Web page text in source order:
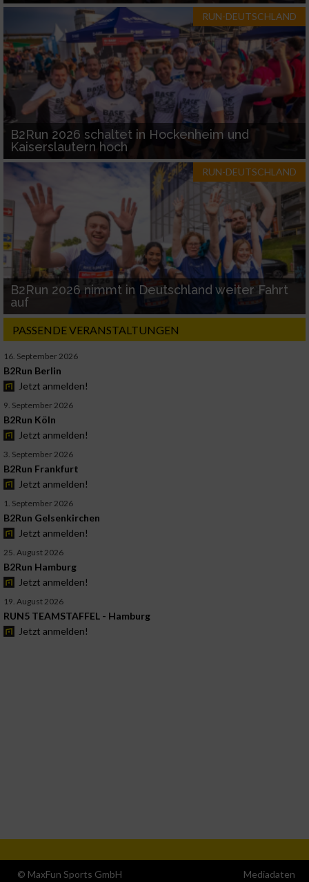
RUN-DEUTSCHLAND
B2Run 2026 schaltet in Hockenheim und
Kaiserslautern hoch
RUN-DEUTSCHLAND
B2Run 2026 nimmt in Deutschland weiter Fahrt
auf
PASSENDE VERANSTALTUNGEN
16. September 2026
B2Run Berlin
Jetzt anmelden!
9. September 2026
B2Run Köln
Jetzt anmelden!
3. September 2026
B2Run Frankfurt
Jetzt anmelden!
1. September 2026
B2Run Gelsenkirchen
Jetzt anmelden!
25. August 2026
B2Run Hamburg
Jetzt anmelden!
19. August 2026
RUN5 TEAMSTAFFEL - Hamburg
Jetzt anmelden!
© MaxFun Sports GmbH Mediadaten